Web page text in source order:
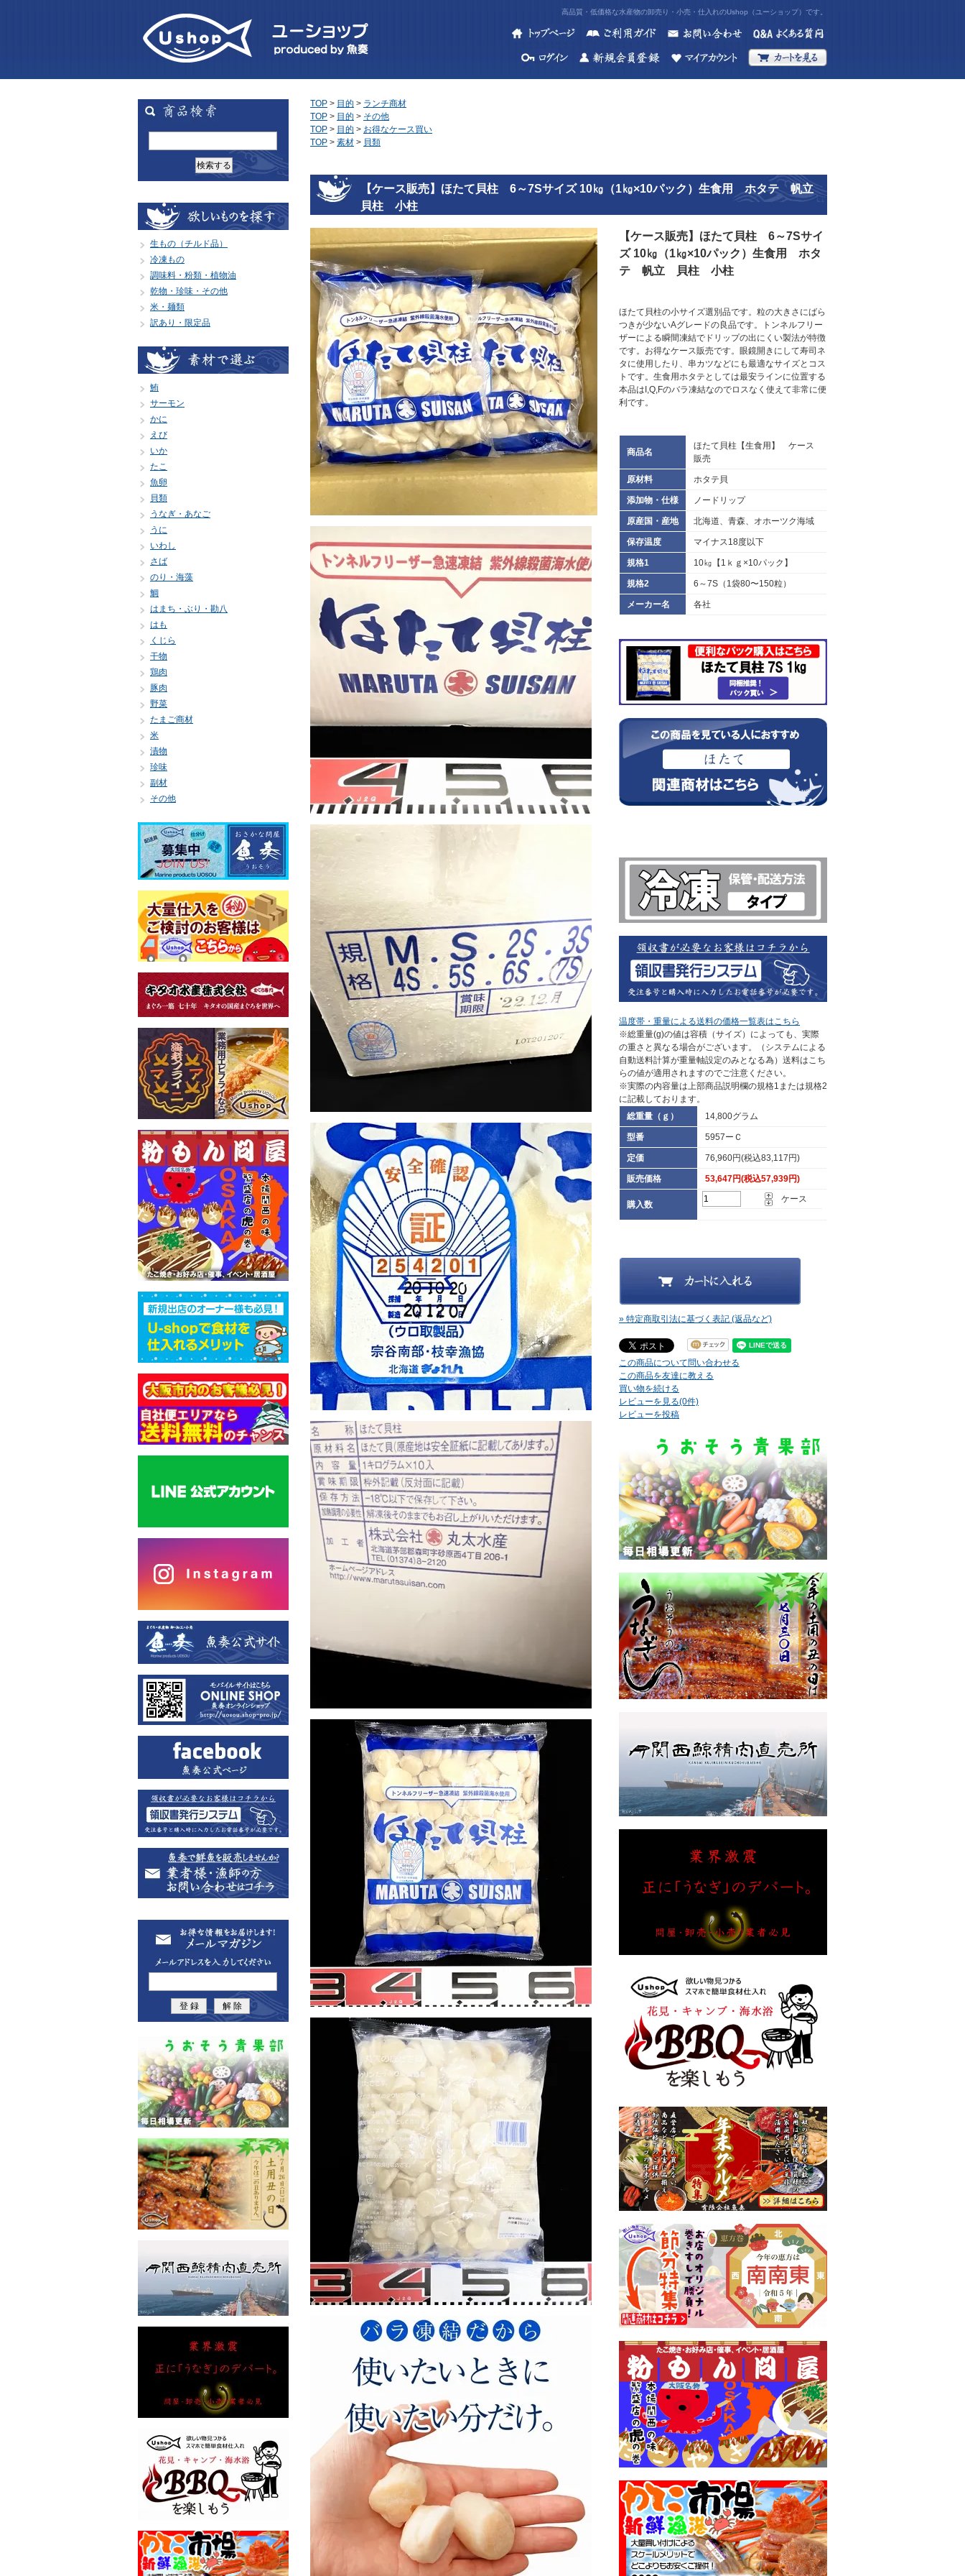
高品質・低価格な水産物の卸売り・小売・仕入れのUshop（ユーショップ）です。
生もの（チルド品）
冷凍もの
調味料・粉類・植物油
乾物・珍味・その他
米・麺類
訳あり・限定品
鮪
サーモン
かに
えび
いか
たこ
魚卵
貝類
うなぎ・あなご
うに
いわし
さば
のり・海藻
鯛
はまち・ぶり・勘八
はも
くじら
干物
鶏肉
豚肉
野菜
たまご商材
米
漬物
珍味
副材
その他
TOP > 目的 > ランチ商材
TOP > 目的 > その他
TOP > 目的 > お得なケース買い
TOP > 素材 > 貝類
【ケース販売】ほたて貝柱 6～7Sサイズ 10㎏（1㎏×10パック）生食用 ホタテ 帆立
貝柱 小柱
【ケース販売】ほたて貝柱 6～7Sサイ
ズ 10㎏（1㎏×10パック）生食用 ホタ
テ 帆立 貝柱 小柱
ほたて貝柱の小サイズ選別品です。粒の大きさにばら
つきが少ないAグレードの良品です。トンネルフリー
ザーによる瞬間凍結でドリップの出にくい製法が特徴
です。お得なケース販売です。眼鏡開きにして寿司ネ
タに使用したり、串カツなどにも最適なサイズとコス
トです。生食用ホタテとしては最安ラインに位置する
本品はI,Q,Fのバラ凍結なのでロスなく使えて非常に便
利です。
商品名
ほたて貝柱【生食用】 ケース
販売
原材料 ホタテ貝
添加物・仕様 ノードリップ
原産国・産地 北海道、青森、オホーツク海域
保存温度 マイナス18度以下
規格1 10㎏【1ｋｇ×10パック】
規格2 6～7S（1袋80〜150粒）
メーカー名 各社
温度帯・重量による送料の価格一覧表はこちら
※総重量(g)の値は容積（サイズ）によっても、実際
の重さと異なる場合がございます。（システムによる
自動送料計算が重量軸設定のみとなる為）送料はこち
らの値が適用されますのでご注意ください。
※実際の内容量は上部商品説明欄の規格1または規格2
に記載しております。
総重量（ｇ）
14,800グラム
型番 5957ーＣ
定価 76,960円(税込83,117円)
販売価格 53,647円(税込57,939円)
購入数
ケース
» 特定商取引法に基づく表記 (返品など)
この商品について問い合わせる
この商品を友達に教える
買い物を続ける
レビューを見る(0件)
レビューを投稿